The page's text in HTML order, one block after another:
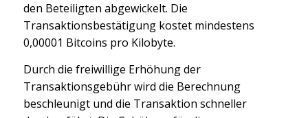
den Beteiligten abgewickelt. Die
Transaktionsbestätigung kostet mindestens
0,00001 Bitcoins pro Kilobyte.
Durch die freiwillige Erhöhung der
Transaktionsgebühr wird die Berechnung
beschleunigt und die Transaktion schneller